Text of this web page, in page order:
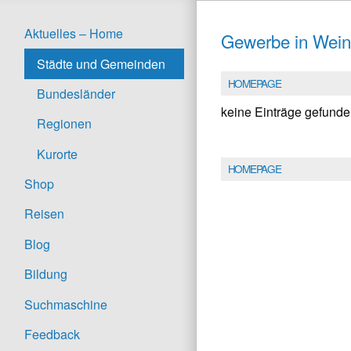
Aktuelles – Home
Städte und Gemeinden
Bundesländer
Regionen
Kurorte
Shop
Reisen
Blog
Bildung
Suchmaschine
Feedback
Gewerbe in
HOMEPAGE
keine Einträge
HOMEPAGE